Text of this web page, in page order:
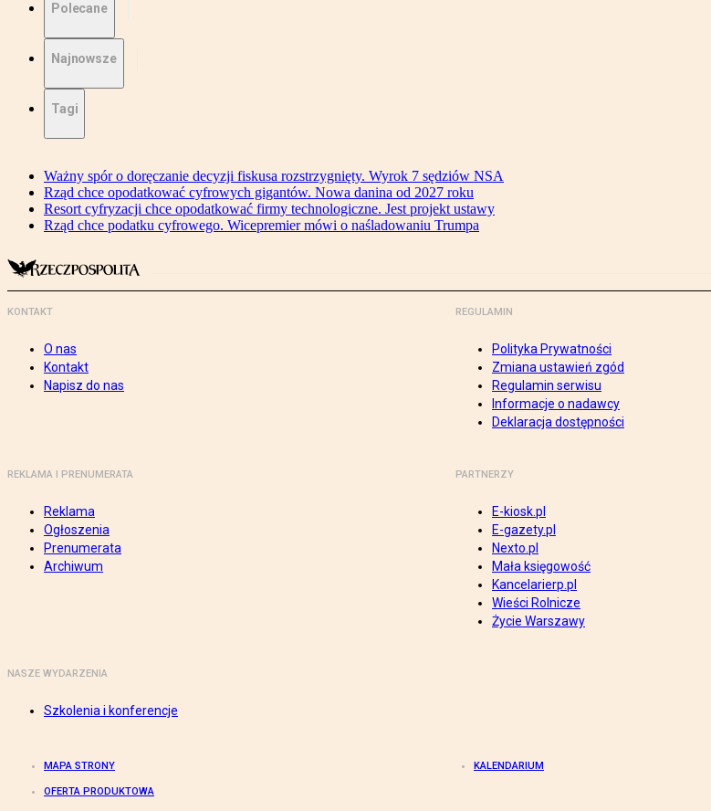
Polecane
Najnowsze
Tagi
Ważny spór o doręczanie decyzji fiskusa rozstrzygnięty. Wyrok 7 sędziów NSA
Rząd chce opodatkować cyfrowych gigantów. Nowa danina od 2027 roku
Resort cyfryzacji chce opodatkować firmy technologiczne. Jest projekt ustawy
Rząd chce podatku cyfrowego. Wicepremier mówi o naśladowaniu Trumpa
KONTAKT
O nas
Kontakt
Napisz do nas
REGULAMIN
Polityka Prywatności
Zmiana ustawień zgód
Regulamin serwisu
Informacje o nadawcy
Deklaracja dostępności
REKLAMA I PRENUMERATA
Reklama
Ogłoszenia
Prenumerata
Archiwum
PARTNERZY
E-kiosk.pl
E-gazety.pl
Nexto.pl
Mała księgowość
Kancelarierp.pl
Wieści Rolnicze
Życie Warszawy
NASZE WYDARZENIA
Szkolenia i konferencje
MAPA STRONY KALENDARIUM
OFERTA PRODUKTOWA